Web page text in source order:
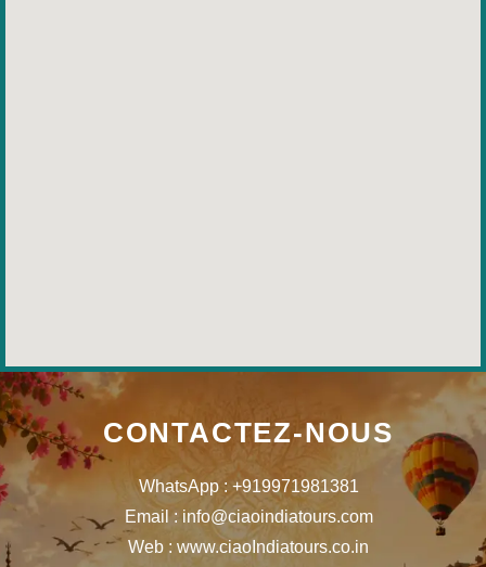
CONTACTEZ-NOUS
WhatsApp : +919971981381
Email : info@ciaoindiatours.com
Web : www.ciaoIndiatours.co.in